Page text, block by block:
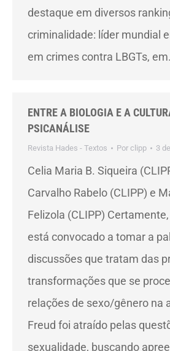
destaque em diversos
criminalidade: líder mundial
em crimes contra LBGTs,
ENTRE A BIOLOGIA E A
PSICANÁLISE
Revista Hades - Textos Por clipp 3
Celia Maria B. Siqueira
Carvalho Rabelo (CLIPP) e
Felizola (CLIPP)
está convocado a tomar a
discussões que tratam das
transformações que se
relações de sexo/gênero na
Freud foi atraído pelas
sexualidade, buscando